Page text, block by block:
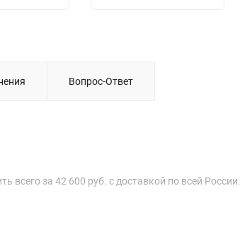
Вопрос-Ответ
всего за 42 600 руб. с доставкой по всей России.